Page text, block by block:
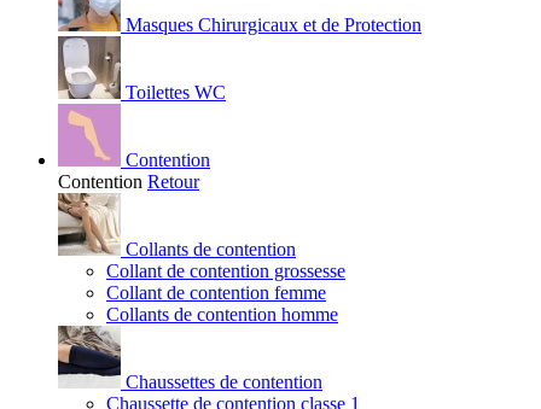
Masques Chirurgicaux et de Protection
Toilettes WC
Contention
Contention Retour
Collants de contention
Collant de contention grossesse
Collant de contention femme
Collants de contention homme
Chaussettes de contention
Chaussette de contention classe 1